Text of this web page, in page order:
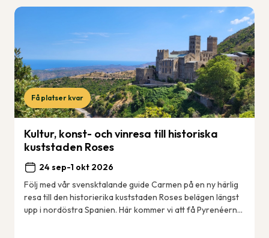
Få platser kvar
Kultur, konst- och vinresa till historiska
kuststaden Roses
24 sep-1 okt 2026
Följ med vår svensktalande guide Carmen på en ny härlig
resa till den historierika kuststaden Roses belägen längst
upp i nordöstra Spanien. Här kommer vi att få Pyrenéerna